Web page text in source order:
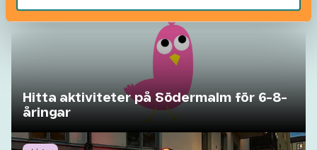
Hitta aktiviteter på Södermalm för 6-8-
åringar